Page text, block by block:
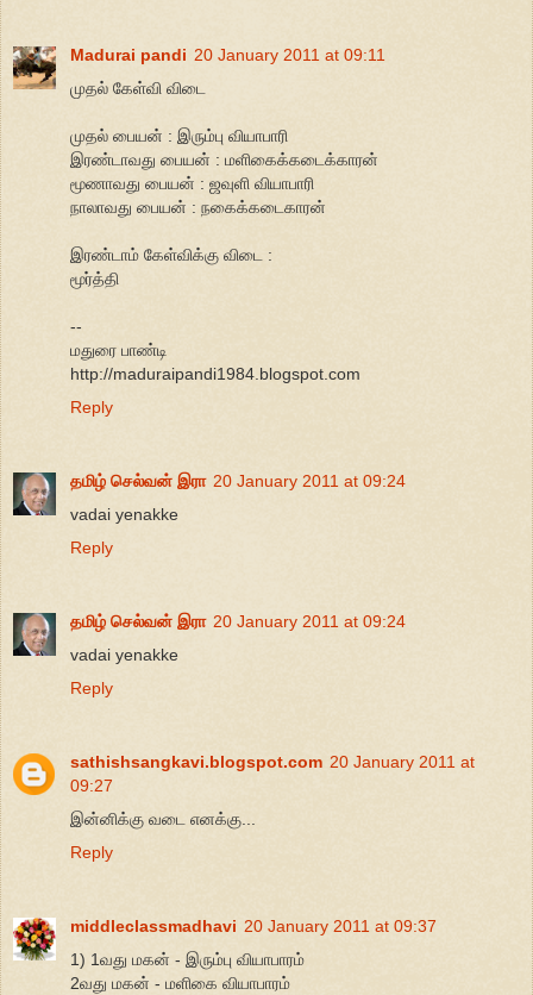
Madurai pandi 20 January 2011 at 09:11
முதல் கேள்வி விடை
முதல் பையன் : இரும்பு வியாபாரி
இரண்டாவது பையன் : மளிகைக்கடைக்காரன்
மூணாவது பையன் : ஜவுளி வியாபாரி
நாலாவது பையன் : நகைக்கடைகாரன்
இரண்டாம் கேள்விக்கு விடை :
மூர்த்தி
--
மதுரை பாண்டி
http://maduraipandi1984.blogspot.com
Reply
தமிழ் செல்வன் இரா 20 January 2011 at 09:24
vadai yenakke
Reply
தமிழ் செல்வன் இரா 20 January 2011 at 09:24
vadai yenakke
Reply
sathishsangkavi.blogspot.com 20 January 2011 at
09:27
இன்னிக்கு வடை எனக்கு...
Reply
middleclassmadhavi 20 January 2011 at 09:37
1) 1வது மகன் - இரும்பு வியாபாரம்
2வது மகன் - மளிகை வியாபாரம்